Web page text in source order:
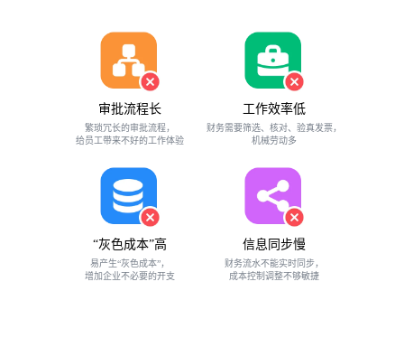
审批流程长
繁琐冗长的审批流程，
给员工带来不好的工作体验
工作效率低
财务需要筛选、核对、验真发票，
机械劳动多
“灰色成本”高
易产生“灰色成本”，
增加企业不必要的开支
信息同步慢
财务流水不能实时同步，
成本控制调整不够敏捷